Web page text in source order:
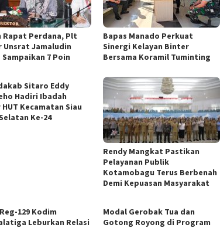
Rapat Perdana, Plt
Unsrat Jamaludin
7 Poin
Bapas Manado Perkuat
Sinergi Kelayan Binter
Bersama Koramil Tuminting
Sitaro Eddy
Hadiri Ibadah
Kecamatan Siau
Ke-24
Rendy Mangkat Pastikan
Pelayanan Publik
Kotamobagu Terus Berbenah
Demi Kepuasan Masyarakat
129 Kodim
Leburkan Relasi
Modal Gerobak Tua dan
Gotong Royong di Program